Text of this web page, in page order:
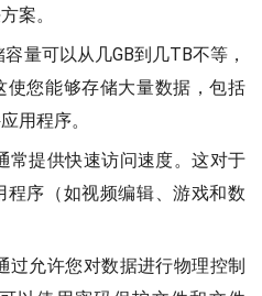
案。
量可以从几GB到几TB不等，
使您能够存储大量数据，包括
用程序。
常提供快速访问速度。这对于
程序（如视频编辑、游戏和数
过允许您对数据进行物理控制